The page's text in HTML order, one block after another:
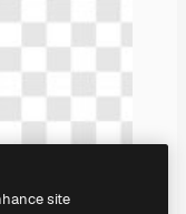
site